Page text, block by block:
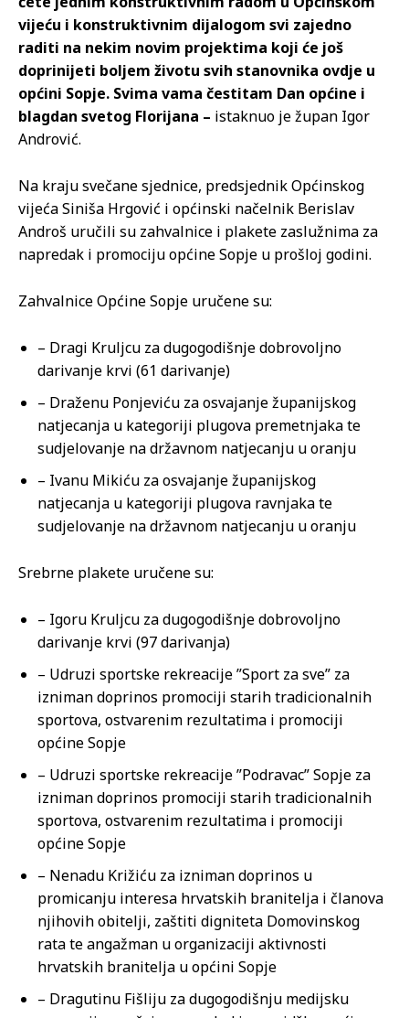
vijeću i konstruktivnim dijalogom svi zajedno
raditi na nekim novim projektima koji će još
doprinijeti boljem životu svih stanovnika ovdje u
općini Sopje. Svima vama čestitam Dan općine i
blagdan svetog Florijana – istaknuo je župan Igor
Andrović.
Na kraju svečane sjednice, predsjednik Općinskog
vijeća Siniša Hrgović i općinski načelnik Berislav
Androš uručili su zahvalnice i plakete zaslužnima za
napredak i promociju općine Sopje u prošloj godini.
Zahvalnice Općine Sopje uručene su:
– Dragi Kruljcu za dugogodišnje dobrovoljno
darivanje krvi (61 darivanje)
– Draženu Ponjeviću za osvajanje županijskog
natjecanja u kategoriji plugova premetnjaka te
sudjelovanje na državnom natjecanju u oranju
– Ivanu Mikiću za osvajanje županijskog
natjecanja u kategoriji plugova ravnjaka te
sudjelovanje na državnom natjecanju u oranju
Srebrne plakete uručene su:
– Igoru Kruljcu za dugogodišnje dobrovoljno
darivanje krvi (97 darivanja)
– Udruzi sportske rekreacije ”Sport za sve” za
izniman doprinos promociji starih tradicionalnih
sportova, ostvarenim rezultatima i promociji
općine Sopje
– Udruzi sportske rekreacije ”Podravac” Sopje za
izniman doprinos promociji starih tradicionalnih
sportova, ostvarenim rezultatima i promociji
općine Sopje
– Nenadu Križiću za izniman doprinos u
promicanju interesa hrvatskih branitelja i članova
njihovih obitelji, zaštiti digniteta Domovinskog
rata te angažman u organizaciji aktivnosti
hrvatskih branitelja u općini Sopje
– Dragutinu Fišliju za dugogodišnju medijsku